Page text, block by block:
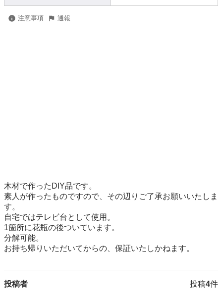
注意事項 通報
木材で作ったDIY品です。
素人が作ったものですので、その辺りご了承お願いいたしま
す。
自宅ではテレビ台として使用。
1箇所に花瓶の後ついています。
分解可能。
お持ち帰りいただいてからの、保証いたしかねます。
投稿者 投稿4件